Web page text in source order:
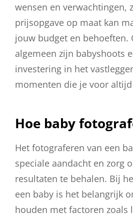
wensen en verwachtingen,
prijsopgave op maat kan
jouw budget en behoeften.
algemeen zijn babyshoots
investering in het
momenten die je voor
Hoe baby
Het fotograferen van een
speciale aandacht en zorg
resultaten te behalen. Bij
een baby is het belangrijk
houden met factoren zoals